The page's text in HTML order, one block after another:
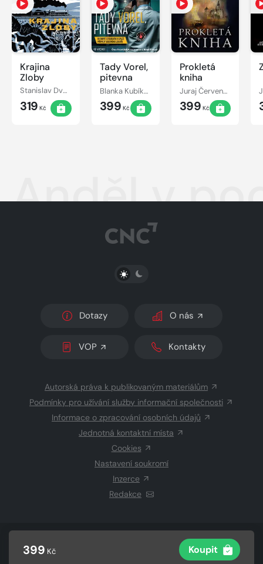
399 Kč Koupit
Krajina
Zloby
Stanislav Dvořák
319 Kč
Tady Vorel,
pitevna
Blanka Kubíková, František Vorel
399 Kč
Prokletá
kniha
Juraj Červenák
399 Kč
Anděl v
PŘEPNOUT SVĚTLÝ/TMAVÝ REŽIM
Dotazy O nás
VOP Kontakty
Autorská práva k publikovaným materiálům
Podmínky pro užívání služby informační společnosti
Informace o zpracování osobních údajů
Jednotná kontaktní místa
Cookies
Nastavení soukromí
Inzerce
Redakce
CZECH NEWS CENTER a.s.a dodavatelé